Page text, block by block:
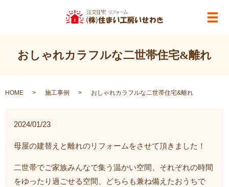
メ
おしゃれカラフルな二世帯住宅&離れ
HOME 施工事例 おしゃれカラフルな二世帯住宅&離れ
2024/01/23
母屋の建替えと離れのリフォームをさせて頂きました！
二世帯でご家族みんなで集う温かい空間、それぞれの時間
をゆったり過ごせる空間、どちらも兼ね備えたおうちで